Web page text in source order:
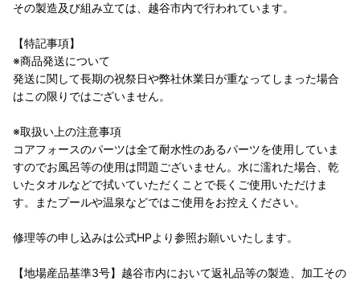
その製造及び組み立ては、越谷市内で行われています。
【特記事項】
※商品発送について
発送に関して長期の祝祭日や弊社休業日が重なってしまった場合
はこの限りではございません。
※取扱い上の注意事項
コアフォースのパーツは全て耐水性のあるパーツを使用していま
すのでお風呂等の使用は問題ございません。水に濡れた場合、乾
いたタオルなどで拭いていただくことで長くご使用いただけま
す。またプールや温泉などではご使用をお控えください。
修理等の申し込みは公式HPより参照お願いいたします。
【地場産品基準3号】越谷市内において返礼品等の製造、加工その